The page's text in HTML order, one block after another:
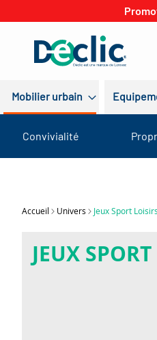
Mobilier urbain
Convivialité
Accueil Univers Jeux Sport Loisirs
JEUX